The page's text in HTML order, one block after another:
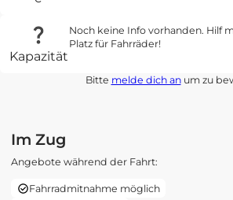
Kapazität
Noch keine Info vorhanden. Hilf
Platz für Fahrräder!
Bitte melde dich anum zu
Im Zug
Angebote während der Fahrt:
Fahrradmitnahme möglich